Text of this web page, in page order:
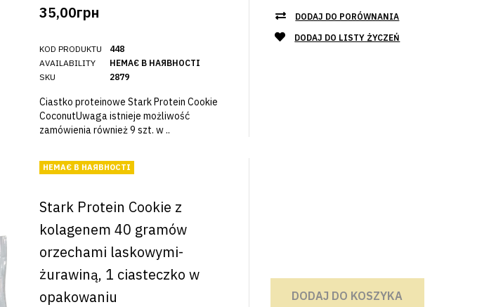
35,00грн
KOD PRODUKTU
AVAILABILITY
SKU
448
НЕМАЄ В НАЯВНОСТІ
2879
Ciastko proteinowe Stark Protein Cookie
CoconutUwaga istnieje możliwość
zamówienia również 9 szt. w ..
DODAJ DO PORÓWNANIA
DODAJ DO LISTY ŻYCZEŃ
НЕМАЄ В НАЯВНОСТІ
Stark Protein Cookie z
kolagenem 40 gramów
orzechami laskowymi-
żurawiną, 1 ciasteczko w
opakowaniu
DODAJ DO KOSZYKA